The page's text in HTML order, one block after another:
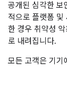
공개된 심각한 보
적으로 플랫폼 및
한 경우 취약성
로 내려집니다.
모든 고객은 기기